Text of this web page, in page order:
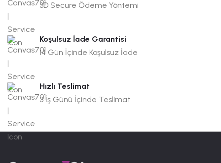
3D Secure Ödeme Yöntemi
Koşulsuz İade Garantisi
14 Gün İçinde Koşulsuz İade
Hızlı Teslimat
3 İş Günü İçinde Teslimat